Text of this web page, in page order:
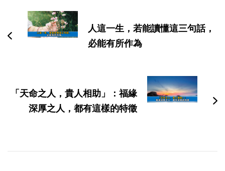
航
人這一生，若能讀懂這三句話，
必能有所作為
「天命之人，貴人相助」：福緣
深厚之人，都有這樣的特徵